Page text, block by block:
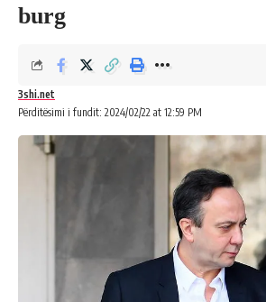
burg
Përditësimi i fundit: 2024/02/22 at 12:59 PM
3shi.net